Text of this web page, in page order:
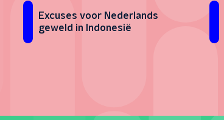
Excuses voor Nederlands
geweld in Indonesië